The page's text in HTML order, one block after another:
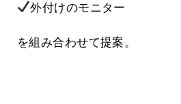
外付けのモニター
を組み合わせて提案。